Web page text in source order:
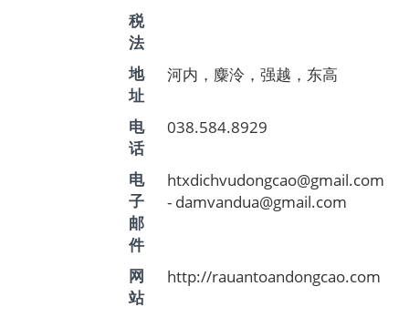
税
法
地
址
河内，麋泠，强越，东高
电
话
038.584.8929
电
子
邮
件
htxdichvudongcao@gmail.com
- damvandua@gmail.com
网
站
http://rauantoandongcao.com